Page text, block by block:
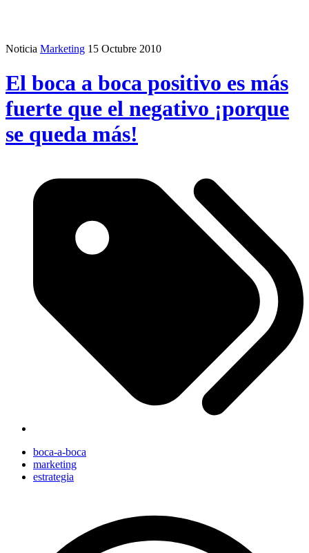
Noticia Marketing 15 Octubre 2010
El boca a boca positivo es más
fuerte que el negativo ¡porque
se queda más!
boca-a-boca
marketing
estrategia